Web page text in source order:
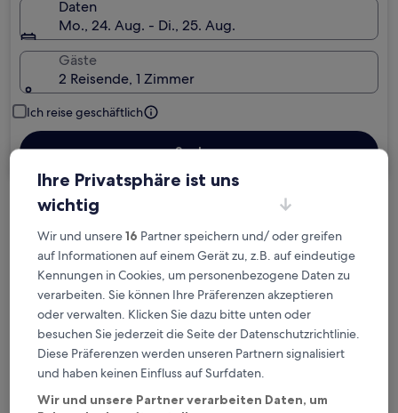
Daten
Mo., 24. Aug. - Di., 25. Aug.
Gäste
2 Reisende, 1 Zimmer
Ich reise geschäftlich
Suchen
Kostenlose Stornierung bei
Planänderungen
Verdiene Prämien für jede
wahrgenommene Übernachtung
Mehr sparen mit Preisen für Mitglieder
Ihre Privatsphäre ist uns
wichtig
Wir und unsere16 Partner speichern und/ oder greifen
auf Informationen auf einem Gerät zu, z.B. auf eindeutige
Kennungen in Cookies, um personenbezogene Daten zu
verarbeiten. Sie können Ihre Präferenzen akzeptieren
oder verwalten. Klicken Sie dazu bitte unten oder
besuchen Sie jederzeit die Seite der Datenschutzrichtlinie.
Diese Präferenzen werden unseren Partnern signalisiert
und haben keinen Einfluss auf Surfdaten.
Wir und unsere Partner verarbeiten Daten, um